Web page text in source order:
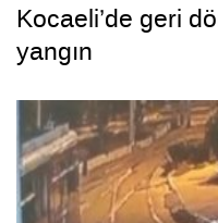
Kocaeli’de geri
yangın